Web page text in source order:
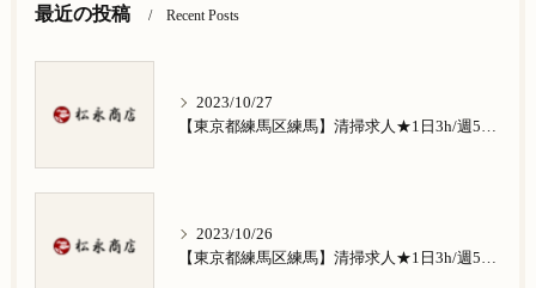
最近の投稿 Recent Posts
2023/10/27
【東京都練馬区練馬】清掃求人★1日3h/週5日/祝日お休み★谷原在住の方歓迎
2023/10/26
【東京都練馬区練馬】清掃求人★1日3h/週5日/祝日お休み★南田中在住の方歓迎